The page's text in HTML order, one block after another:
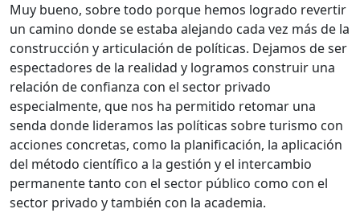
Muy bueno, sobre todo porque hemos logrado revertir
un camino donde se estaba alejando cada vez más de la
construcción y articulación de políticas. Dejamos de ser
espectadores de la realidad y logramos construir una
relación de confianza con el sector privado
especialmente, que nos ha permitido retomar una
senda donde lideramos las políticas sobre turismo con
acciones concretas, como la planificación, la aplicación
del método científico a la gestión y el intercambio
permanente tanto con el sector público como con el
sector privado y también con la academia.